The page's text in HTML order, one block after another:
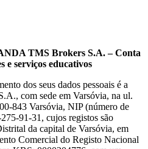
TMS Brokers S.A. – Conta
e serviços educativos
dos seus dados pessoais é a
com sede em Varsóvia, na ul.
843 Varsóvia, NIP (número de
91-31, cujos registos são
da capital de Varsóvia, em
Comercial do Registo Nacional